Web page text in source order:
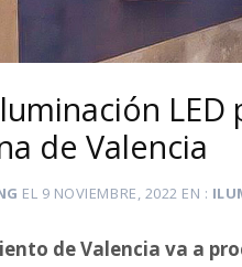
de Valencia
EL 9 NOVIEMBRE, 2022 EN
de Valencia va a